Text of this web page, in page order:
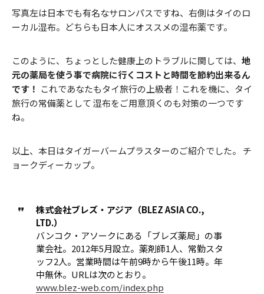
写真左は日本でも有名なサロンパスですね、右側はタイのロ
ーカル湿布。どちらも日本人にオススメの湿布薬です。
このように、ちょっとした健康上のトラブルに関しては、 地
元の薬局を使う事で病院に行くコストと時間を節約出来るん
です！ これであなたもタイ旅行の上級者！これを機に、タイ
旅行の常備薬として 湿布をご用意頂くのも対策の一つです
ね。
以上、本日はタイガーバームプラスターのご紹介でした。 チ
ョークディーカップ。
株式会社ブレズ・アジア（BLEZ ASIA CO.,
LTD.）
バンコク・アソークにある「ブレズ薬局」の事
業会社。2012年5月設立。薬剤師1人、常勤スタ
ッフ2人。営業時間は午前9時から午後11時。年
中無休。URLは次のとおり。
www.blez-web.com/index.php